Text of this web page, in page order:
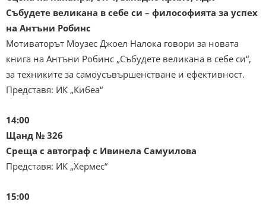
Събудете великана в себе си – философията за успех
на Антъни Робинс
Мотиваторът Моузес Джоел Налока говори за новата
книга на Антъни Робинс „Събудете великана в себе си“,
за техниките за самоусъвършенстване и ефективност.
Представя: ИК „Кибеа“
14:00
Щанд № 326
Среща с автограф с Ивинела Самуилова
Представя: ИК „Хермес“
15:00